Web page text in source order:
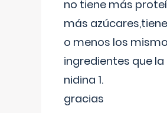
no tiene más
más
o menos los
ingredientes que la
nidina 1.
gracias